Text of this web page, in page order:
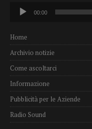
Audio
Player
00:00
Home
Archivio notizie
Come ascoltarci
Informazione
Pubblicità per le Aziende
Radio Sound